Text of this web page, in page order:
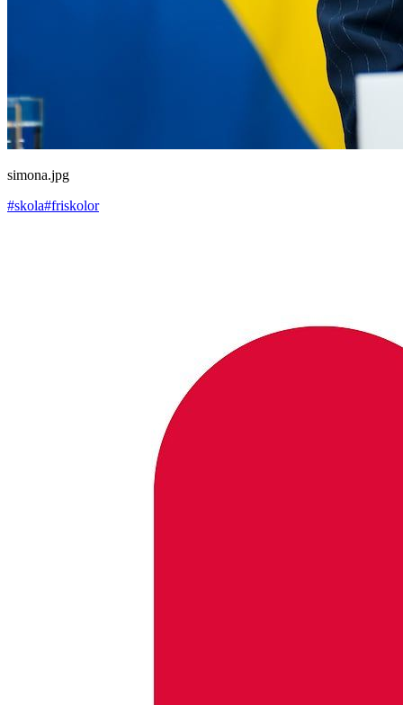
simona.jpg
#skola#friskolor